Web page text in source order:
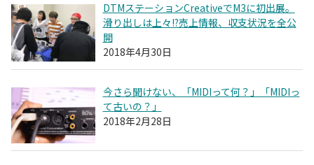
DTMステーションCreativeでM3に初出展。
滑り出しは上々!?売上情報、収支状況を全公
開
2018年4月30日
今さら聞けない、「MIDIって何？」「MIDIっ
て古いの？」
2018年2月28日